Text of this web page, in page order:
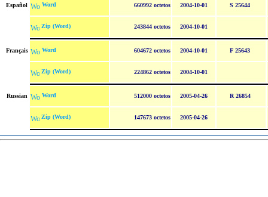
Español Word 660992 octetos 2004-10-01 S 25644
Zip (Word) 243844 octetos 2004-10-01
Français Word 604672 octetos 2004-10-01 F 25643
Zip (Word) 224862 octetos 2004-10-01
Russian Word 512000 octetos 2005-04-26 R 26854
Zip (Word) 147673 octetos 2005-04-26